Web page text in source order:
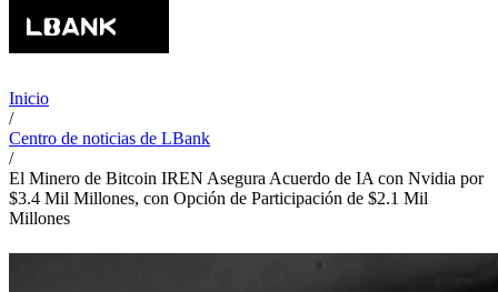
Inicio
/
Centro de noticias de LBank
/
El Minero de Bitcoin IREN Asegura Acuerdo de IA con Nvidia por
$3.4 Mil Millones, con Opción de Participación de $2.1 Mil
Millones